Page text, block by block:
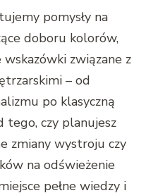
pomysły na
doboru kolorów,
związane z
– od
po klasyczną
tego, czy planujesz
zmiany wystroju czy
na odświeżenie
pełne wiedzy i